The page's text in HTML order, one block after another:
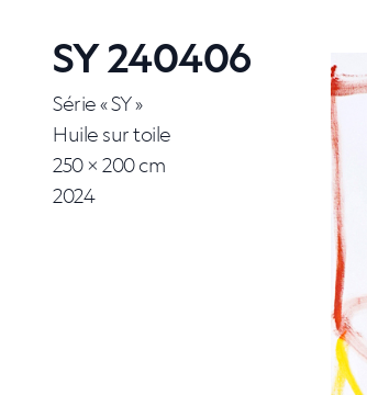
SY 240406
Série « SY »
Huile sur toile
250 × 200 cm
2024